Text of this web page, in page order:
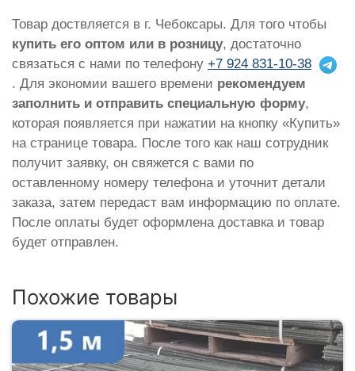
Товар доствляется в г. Чебоксары. Для того чтобы
купить его оптом или в розницу, достаточно
связаться с нами по телефону +7 924 831-10-38
. Для экономии вашего времени рекомендуем
заполнить и отправить специальную форму,
которая появляется при нажатии на кнопку «Купить»
на странице товара. После того как наш сотрудник
получит заявку, он свяжется с вами по
оставленному номеру телефона и уточнит детали
заказа, затем передаст вам информацию по оплате.
После оплаты будет оформлена доставка и товар
будет отправлен.
Похожие товары